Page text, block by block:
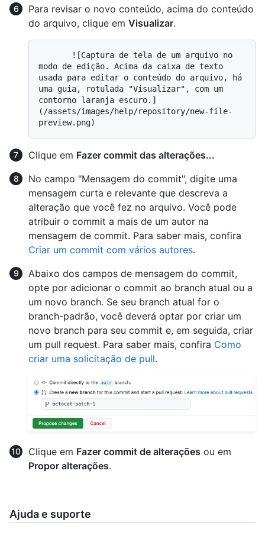
Para revisar o novo conteúdo, acima do conteúdo
do arquivo, clique em Visualizar.
modo de edição. Acima da caixa de texto
usada para editar o conteúdo do arquivo, há
uma guia, rotulada "Visualizar", com um
contorno laranja escuro.]
(/assets/images/help/repository/new-file-
Clique em Fazer commit das alterações...
No campo "Mensagem do commit", digite uma
mensagem curta e relevante que descreva a
alteração que você fez no arquivo. Você pode
atribuir o commit a mais de um autor na
mensagem de commit. Para saber mais, confira
Criar um commit com vários autores.
Abaixo dos campos de mensagem do commit,
opte por adicionar o commit ao branch atual ou a
um novo branch. Se seu branch atual for o
branch-padrão, você deverá optar por criar um
novo branch para seu commit e, em seguida, criar
um pull request. Para saber mais, confira Como
criar uma solicitação de pull.
Clique em Fazer commit de alterações ou em
Propor alterações.
Ajuda e suporte